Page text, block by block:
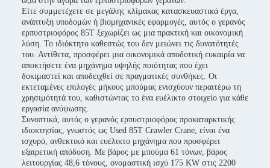
Είτε συμμετέχετε σε μεγάλης κλίμακας κατασκευαστικά έργα,
ανάπτυξη υποδομών ή βιομηχανικές εφαρμογές, αυτός ο γερανός
ερπυστριοφόρος 85T ξεχωρίζει ως μια πρακτική και οικονομική
λύση. Το ιδιόκτητο καθεστώς του δεν μειώνει τις δυνατότητές
του. Αντίθετα, προσφέρει μια οικονομικά αποδοτική ευκαιρία να
αποκτήσετε ένα μηχάνημα υψηλής ποιότητας που έχει
δοκιμαστεί και αποδειχθεί σε πραγματικές συνθήκες. Οι
εκτεταμένες επιλογές μήκους μπούμας ενισχύουν περαιτέρω τη
χρησιμότητά του, καθιστώντας το ένα ευέλικτο στοιχείο για κάθε
εργασία ανύψωσης.
Συνοπτικά, αυτός ο γερανός ερπυστριοφόρος προκαταρκτικής
ιδιοκτησίας, γνωστός ως Used 85T Crawler Crane, είναι ένα
ισχυρό, ανθεκτικό και ευέλικτο μηχάνημα που προσφέρει
εξαιρετική απόδοση. Με βάρος με μπούμα 61 τόνων, βάρος
λειτουργίας 48,6 τόνους, ονομαστική ισχύ 175 KW στις 2200